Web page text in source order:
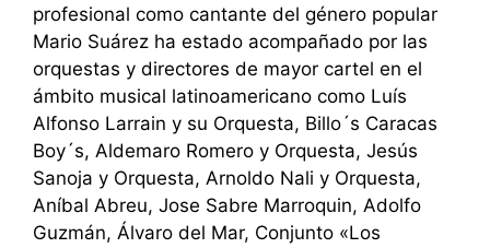
profesional como cantante del género popular
Mario Suárez ha estado acompañado por las
orquestas y directores de mayor cartel en el
ámbito musical latinoamericano como Luís
Alfonso Larrain y su Orquesta, Billo´s Caracas
Boy´s, Aldemaro Romero y Orquesta, Jesús
Sanoja y Orquesta, Arnoldo Nali y Orquesta,
Aníbal Abreu, Jose Sabre Marroquin, Adolfo
Guzmán, Álvaro del Mar, Conjunto «Los